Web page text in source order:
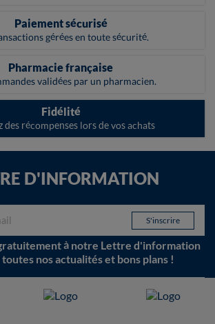
Paiement sécurisé
gérées en toute sécurité.
Pharmacie française
validées par un pharmacien.
Fidélité
des récompenses lors de vos achats
D'INFORMATION
à notre Lettre d'information
nos actualités et bons plans !